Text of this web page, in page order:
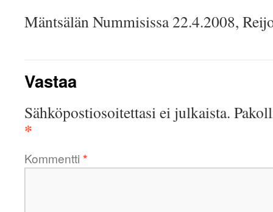
Mäntsälän Nummisissa 22.4.2008,
Vastaa
Sähköpostiosoitettasi ei julkaista.
*
Kommentti *